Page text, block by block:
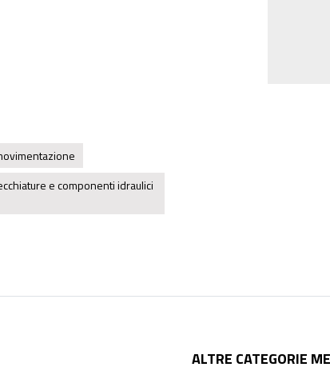
e componenti idraulici
ALTRE CATEGORIE